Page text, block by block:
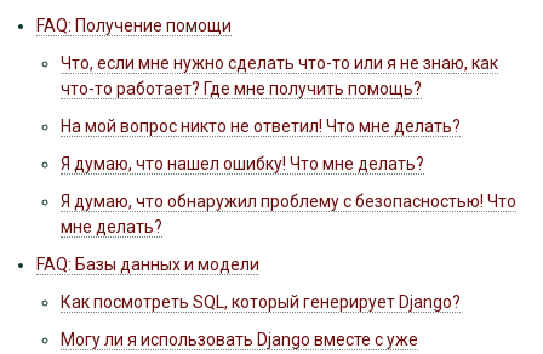
FAQ: Получение помощи
Что, если мне нужно сделать что-то или я не знаю, как
что-то работает? Где мне получить помощь?
На мой вопрос никто не ответил! Что мне делать?
Я думаю, что нашел ошибку! Что мне делать?
Я думаю, что обнаружил проблему с безопасностью! Что
мне делать?
FAQ: Базы данных и модели
Как посмотреть SQL, который генерирует Django?
Могу ли я использовать Django вместе с уже